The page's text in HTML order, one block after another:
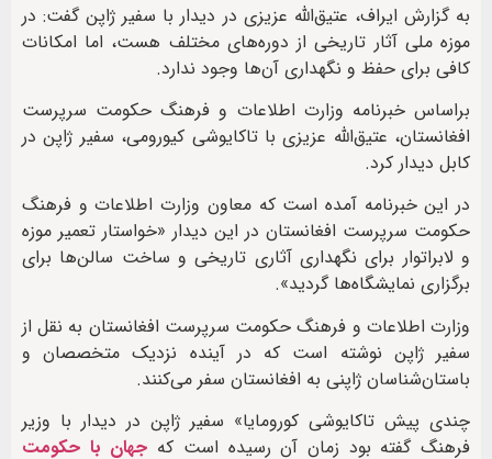
به گزارش ایراف، عتیق‌الله عزیزی در دیدار با سفیر ژاپن گفت: در
موزه ملی آثار تاریخی از دوره‌های مختلف هست، اما امکانات
کافی برای حفظ و نگهداری آن‌ها وجود ندارد.
براساس خبرنامه وزارت اطلاعات و فرهنگ حکومت سرپرست
افغانستان، عتیق‌الله عزیزی با تاکايوشی کيورومی، سفیر ژاپن در
کابل دیدار کرد.
در این خبرنامه آمده است که معاون وزارت اطلاعات و فرهنگ
حکومت سرپرست افغانستان در این دیدار «خواستار تعمیر موزه
و لابراتوار برای نگهداری آثاری تاریخی و ساخت سالن‌ها برای
برگزاری نمایشگاه‌ها گردید».
وزارت اطلاعات و فرهنگ حکومت سرپرست افغانستان به نقل از
سفیر ژاپن نوشته است که در آینده‌ نزدیک متخصصان و
باستان‌شناسان ژاپنی به افغانستان سفر می‌کنند.
چندی پیش تاکایوشی کورومایا» سفیر ژاپن در دیدار با وزیر
فرهنگ گفته بود زمان آن رسیده است که جهان با حکومت